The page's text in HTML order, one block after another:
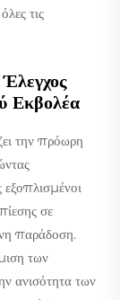
τις
Εκβολέα
την πρόωρη
σε
παράδοση.
των
ανισότητα των